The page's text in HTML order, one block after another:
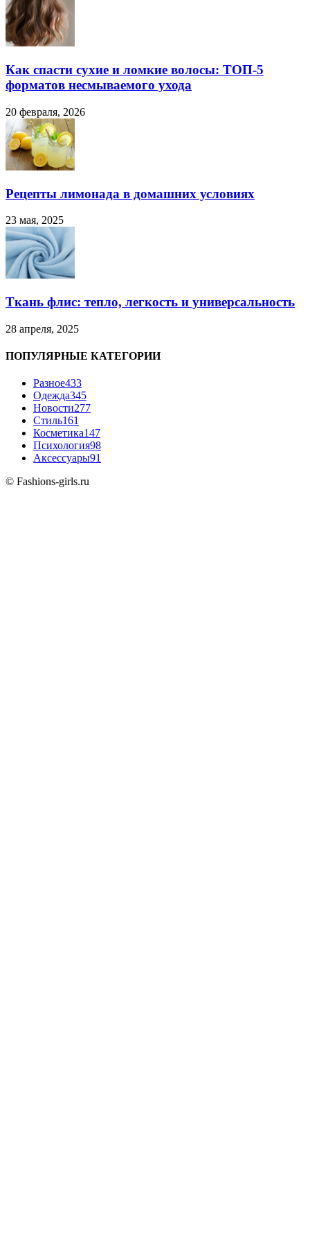
Как спасти сухие и ломкие волосы: ТОП-5
форматов несмываемого ухода
20 февраля, 2026
Рецепты лимонада в домашних условиях
23 мая, 2025
Ткань флис: тепло, легкость и универсальность
28 апреля, 2025
ПОПУЛЯРНЫЕ КАТЕГОРИИ
Разное433
Одежда345
Новости277
Стиль161
Косметика147
Психология98
Аксессуары91
© Fashions-girls.ru